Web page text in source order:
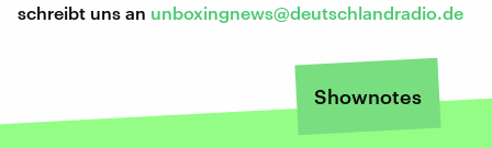
schreibt uns an unboxingnews@deutschlandradio.de
Shownotes